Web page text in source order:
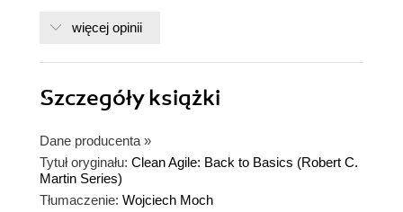
więcej opinii
Szczegółyksiążki
Dane producenta »
Tytuł oryginału: Clean Agile: Back to Basics (Robert C.
Martin Series)
Tłumaczenie: Wojciech Moch